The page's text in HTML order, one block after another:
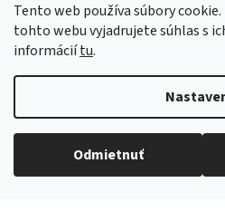
Tento web používa súbory
tohto webu vyjadrujete súhlas s
informáciítu.
Odmietnuť
Navštívte aj náš český e-
Vytvoril
Copyright 2026Vianocneretaze.sk